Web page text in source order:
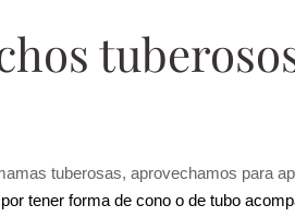
tuberosas, aprovechamos para
tener forma de cono o de tubo